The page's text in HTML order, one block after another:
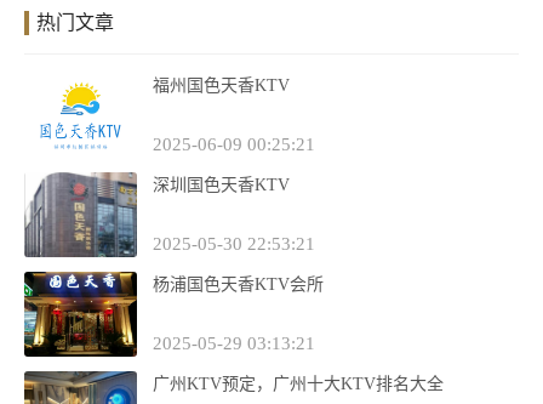
热门文章
福州国色天香KTV
2025-06-09 00:25:21
深圳国色天香KTV
2025-05-30 22:53:21
杨浦国色天香KTV会所
2025-05-29 03:13:21
广州KTV预定，广州十大KTV排名大全